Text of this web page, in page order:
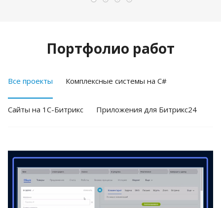
Портфолио работ
Все проекты Комплексные системы на C#
Cайты на 1С-Битрикс Приложения для Битрикс24